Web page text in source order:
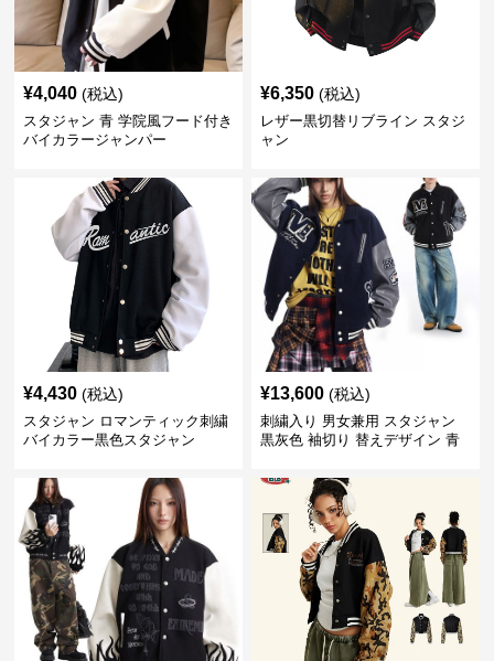
¥4,040 (税込)
スタジャン 青 学院風フード付き
バイカラージャンパー
¥6,350 (税込)
レザー黒切替リブライン スタジ
ャン
¥4,430 (税込)
スタジャン ロマンティック刺繍
バイカラー黒色スタジャン
¥13,600 (税込)
刺繍入り 男女兼用 スタジャン
黒灰色 袖切り 替えデザイン 青